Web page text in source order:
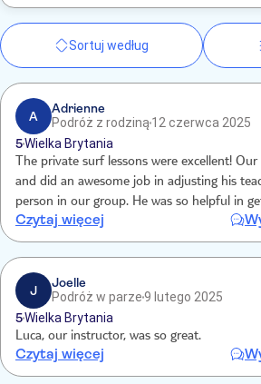
Sortuj według
A
Adrienne
Podróż z rodziną 12 czerwca 2025
5Wielka Brytania
The private surf lessons were excellent!
and did an awesome job in adjusting his
person in our group. He was so helpful in
our group up and riding the waves. We will
tours.
Czytaj więcej
J
Joelle
Podróż w parze9 lutego 2025
5Wielka Brytania
Luca, our instructor, was so great.
Czytaj więcej